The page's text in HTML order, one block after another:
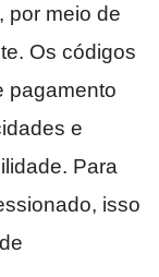
por meio de
Os códigos
pagamento
e
Para
isso